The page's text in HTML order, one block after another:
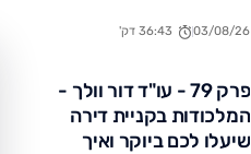
עליה
03/08/26 36:43 דק'
פרק 79 - עו"ד דור וולך -
המלכודות בקניית דירה
שיעלו לכם ביוקר ואיך